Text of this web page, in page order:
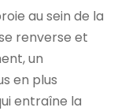
au sein de la
renverse et
un
en plus
entraîne la